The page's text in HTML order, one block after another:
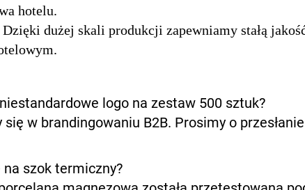
hotelu.
Dzięki dużej skali produkcji zapewniamy stałą
logo na zestaw 500 sztuk?
w brandingowaniu B2B. Prosimy o
szok termiczny?